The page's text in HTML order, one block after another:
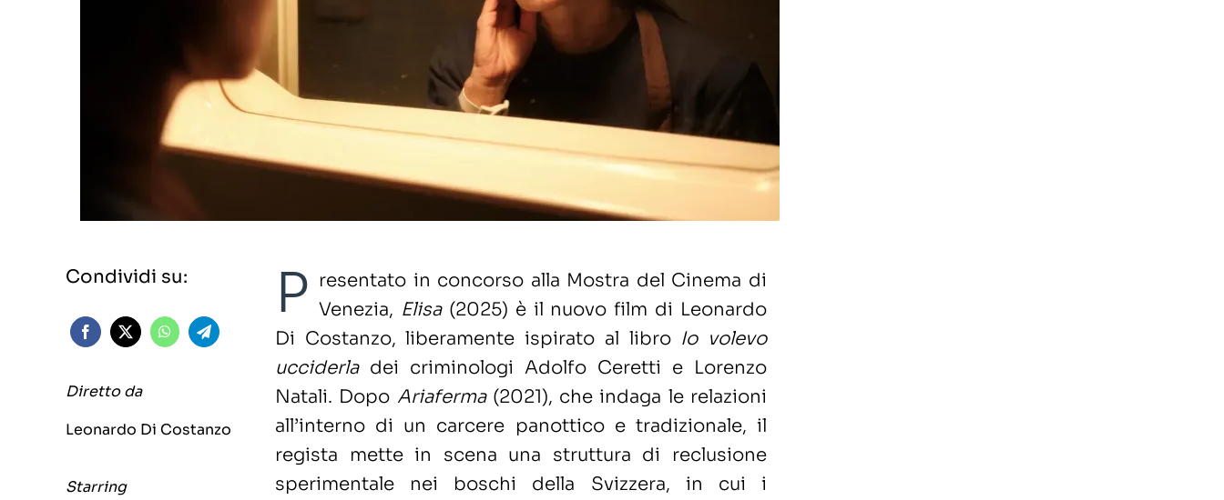
Condividi su:
Diretto da
Leonardo Di Costanzo
Starring
P resentato in concorso alla Mostra del Cinema di
Venezia, Elisa(2025) è il nuovo film di Leonardo
Di Costanzo, liberamente ispirato al libro Io volevo
ucciderladei criminologi Adolfo Ceretti e Lorenzo
Natali. Dopo Ariaferma (2021), che indaga le relazioni
all’interno di un carcere panottico e tradizionale, il
regista mette in scena una struttura di reclusione
sperimentale nei boschi della Svizzera, in cui i